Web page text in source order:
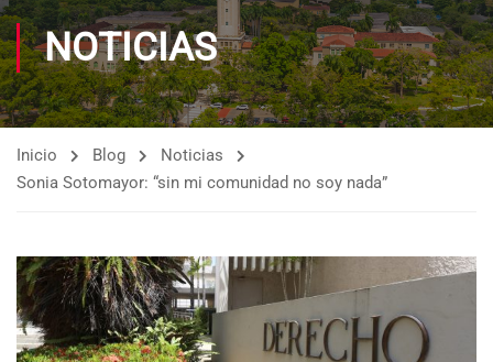
NOTICIAS
Inicio Blog
Noticias
Sonia Sotomayor: “sin mi comunidad no soy nada”